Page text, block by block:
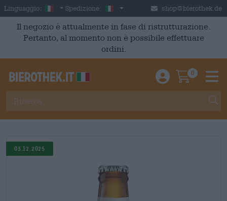
Skip to main content
Linguaggio: Italian
Spedizione: Italia shop@bierothek.de
Il negozio è attualmente in fase di ristrutturazione.
Pertanto, al momento non è possibile effettuare
ordini.
Einloggen /
0
03.12.2025